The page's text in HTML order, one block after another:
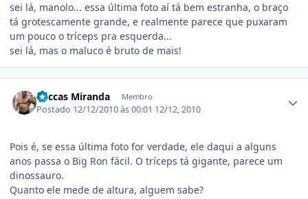
sei lá, manolo... essa última foto aí tá bem estranha, o braço
tá grotescamente grande, e realmente parece que puxaram
um pouco o tríceps pra esquerda...
sei lá, mas o maluco é bruto de mais!
Luccas Miranda Membro
Postado 12/12/2010 às 00:01 12/12, 2010
Pois é, se essa última foto for verdade, ele daqui a alguns
anos passa o Big Ron fácil. O tríceps tá gigante, parece um
dinossauro.
Quanto ele mede de altura, alguem sabe?